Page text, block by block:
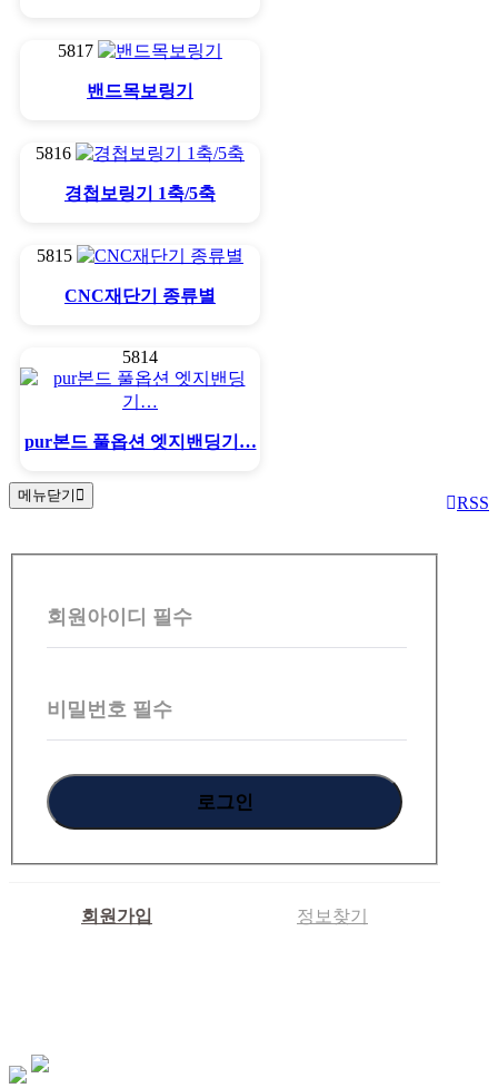
5817
밴드목보링기
5816
경첩보링기 1축/5축
5815
CNC재단기 종류별
5814
pur본드 풀옵션 엣지밴딩기…
RSS
메뉴닫기
회
회원아이디 필수
비밀번호 필수
회원가입 정보찾기